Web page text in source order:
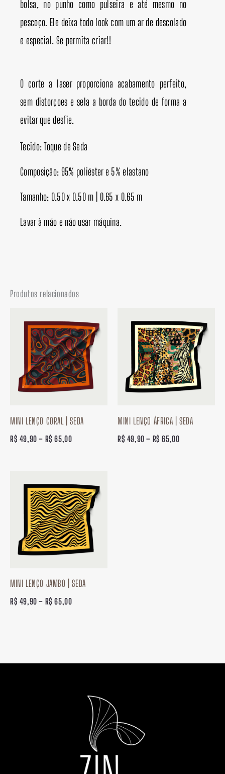
bolsa, no punho como pulseira e até mesmo no
pescoço. Ele deixa todo look com um ar de descolado
e especial. Se permita criar!!
O corte a laser proporciona acabamento perfeito,
sem distorçoes e sela a borda do tecido de forma a
evitar que desfie.
Tecido: Toque de Seda
Composição: 95% poliéster e 5% elastano
Tamanho: 0.50 x 0.50 m | 0.65 x 0.65 m
Lavar à mão e não usar máquina.
Produtos relacionados
MINI LENÇO CORAL | SEDA
R$ 49,90 – R$ 65,00
de
preço:
R$ 49,90
através
R$ 65,00
MINI LENÇO ÁFRICA | SEDA
R$ 49,90 – R$ 65,00
de
preço:
R$ 49,90
através
R$ 65,00
MINI LENÇO JAMBO | SEDA
R$ 49,90 – R$ 65,00
de
preço:
R$ 49,90
através
R$ 65,00